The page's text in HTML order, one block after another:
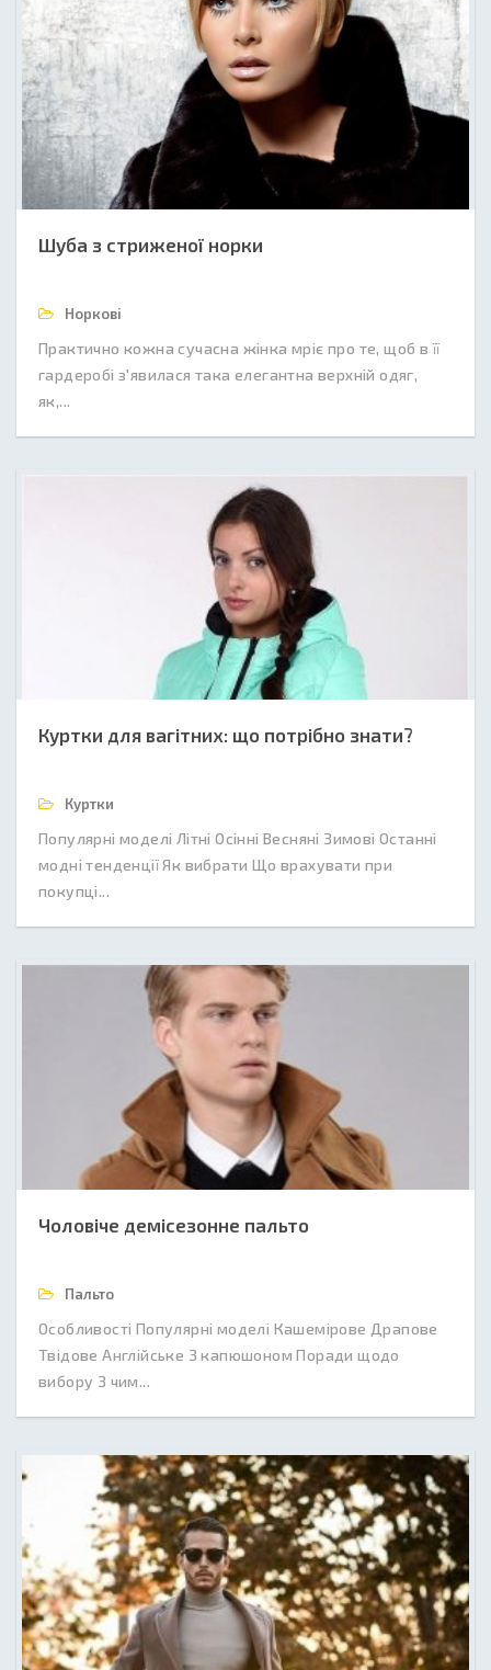
Шуба з стриженої норки
Норкові
Практично кожна сучасна жінка мріє про те, щоб в її
гардеробі з'явилася така елегантна верхній одяг,
як,...
Куртки для вагітних: що потрібно знати?
Куртки
Популярні моделі Літні Осінні Весняні Зимові Останні
модні тенденції Як вибрати Що врахувати при
покупці...
Чоловіче демісезонне пальто
Пальто
Особливості Популярні моделі Кашемірове Драпове
Твідове Англійське З капюшоном Поради щодо
вибору З чим...